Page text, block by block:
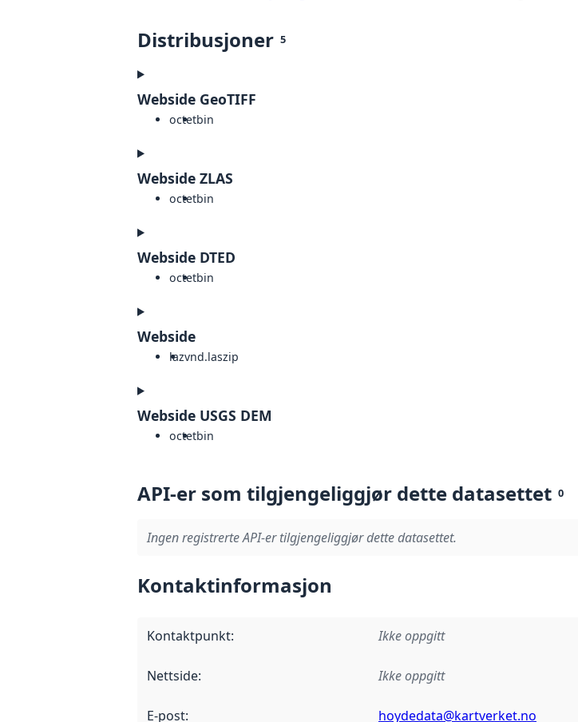
Distribusjoner 5
Webside GeoTIFF
octetbin
Webside ZLAS
octetbin
Webside DTED
octetbin
Webside
lazvnd.laszip
Webside USGS DEM
octetbin
API-er som tilgjengeliggjør dette datasettet 0
Ingen registrerte API-er tilgjengeliggjør dette datasettet.
Kontaktinformasjon
Kontaktpunkt: Ikke oppgitt
Nettside: Ikke oppgitt
E-post: hoydedata@kartverket.no